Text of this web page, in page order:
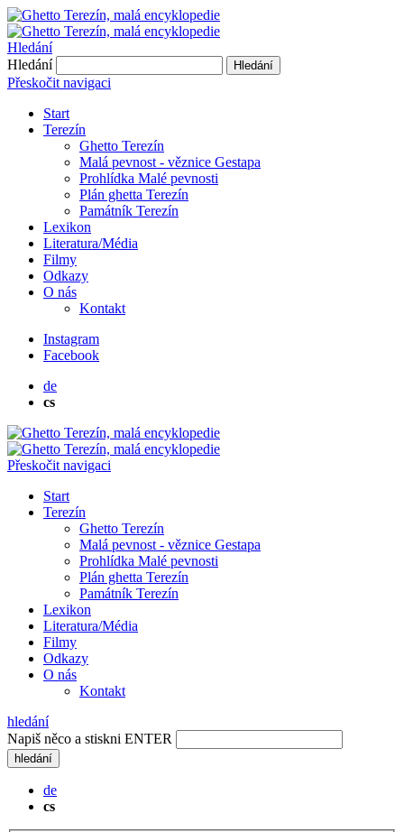
Hledání
Hledání
Hledání
Přeskočit navigaci
Start
Terezín
Ghetto Terezín
Malá pevnost - věznice Gestapa
Prohlídka Malé pevnosti
Plán ghetta Terezín
Památník Terezín
Lexikon
Literatura/Média
Filmy
Odkazy
O nás
Kontakt
Instagram
Facebook
de
cs
Přeskočit navigaci
Start
Terezín
Ghetto Terezín
Malá pevnost - věznice Gestapa
Prohlídka Malé pevnosti
Plán ghetta Terezín
Památník Terezín
Lexikon
Literatura/Média
Filmy
Odkazy
O nás
Kontakt
hledání
Napiš něco a stiskni ENTER
hledání
de
cs